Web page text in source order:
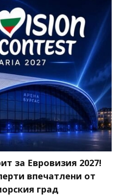
за Евровизия 2027!
впечатлени от
град